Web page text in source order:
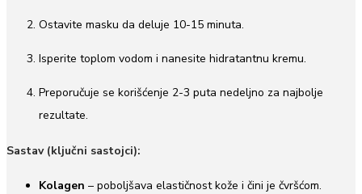
Ostavite masku da deluje 10-15 minuta.
Isperite toplom vodom i nanesite hidratantnu kremu.
Preporučuje se korišćenje 2-3 puta nedeljno za najbolje
rezultate.
Sastav (ključni sastojci):
Kolagen – poboljšava elastičnost kože i čini je čvršćom.